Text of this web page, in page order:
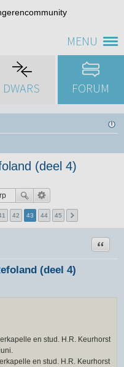
MENU
DWARS FORUM
(deel 4)
42 43 44 45
(deel 4)
Citeer
en stud. H.R. Keurhorst
en stud. H.R. Keurhorst